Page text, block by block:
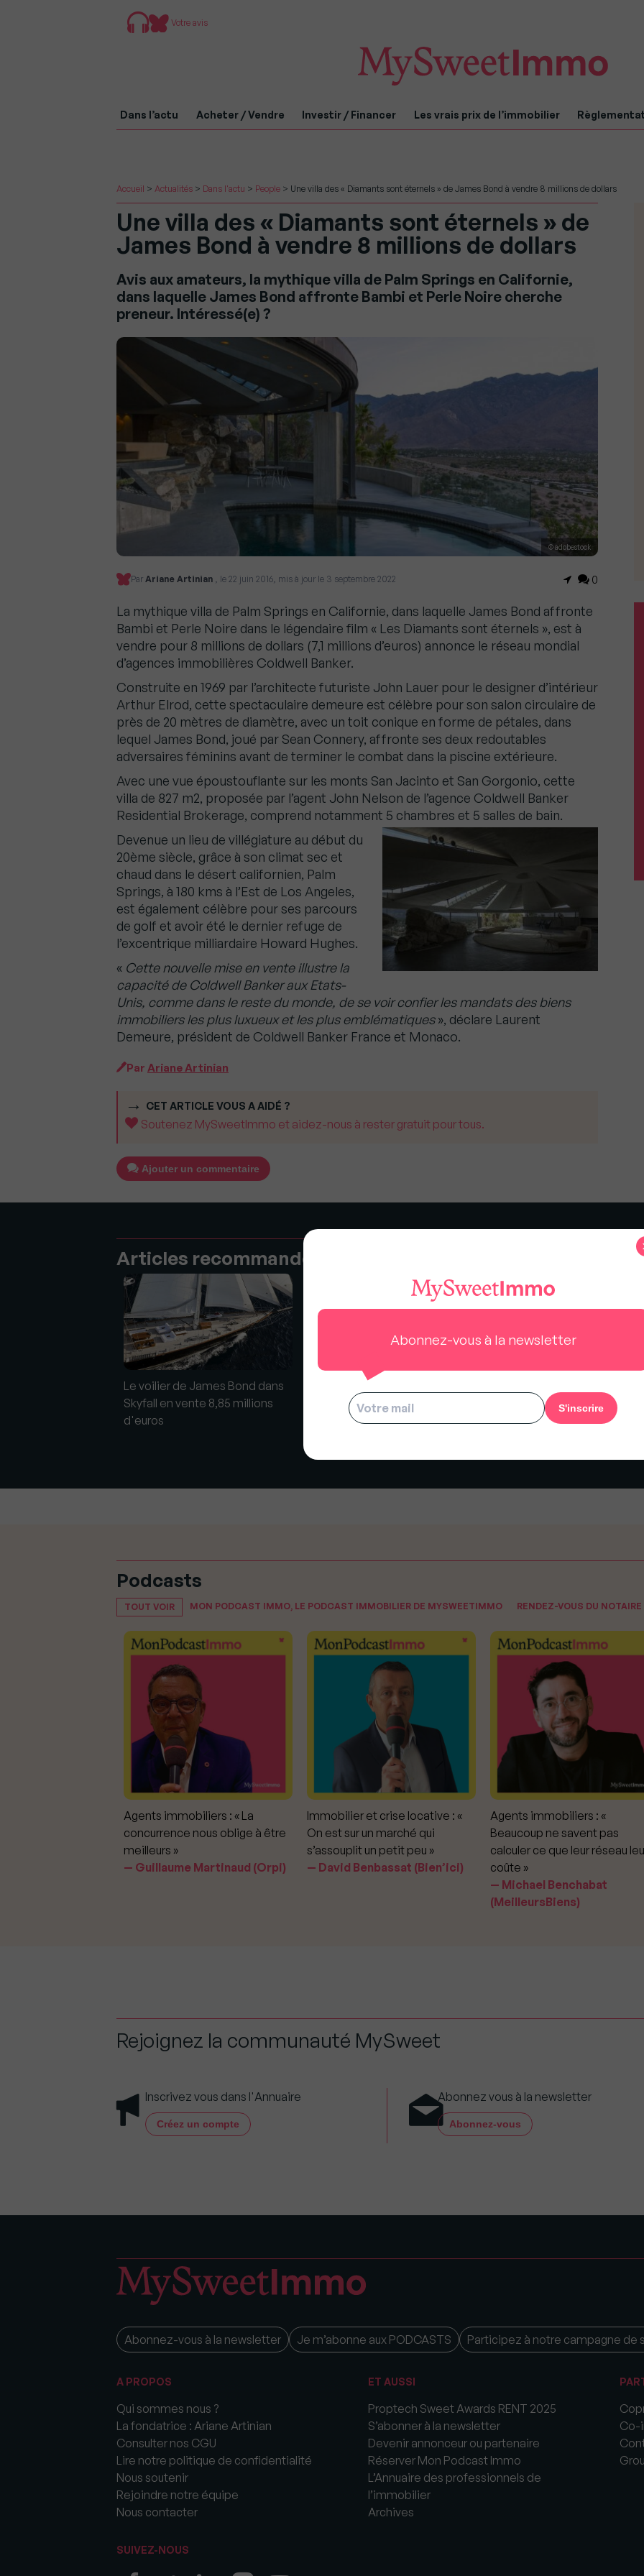
Votre avis
Dans l’actu Acheter / Vendre Investir / Financer Les vrais prix de l’immobilier
Accueil > Actualités > Dans l'actu > People > Une villa des « Diamants sont éternels » de James Bond à vendre 8 millions de dollars
Une villa des « Diamants sont éternels » de
James Bond à vendre 8 millions de dollars
Avis aux amateurs, la mythique villa de Palm Springs en Californie,
dans laquelle James Bond affronte Bambi et Perle Noire cherche
preneur. Intéressé(e) ?
© adobestock
Par Ariane Artinian , le 22 juin 2016, mis à jour le 3 septembre 2022 0
La mythique villa de Palm Springs en Californie, dans laquelle James Bond affronte
Bambi et Perle Noire dans le légendaire film « Les Diamants sont éternels », est à
vendre pour 8 millions de dollars (7,1 millions d’euros) annonce le réseau mondial
d’agences immobilières Coldwell Banker.
Construite en 1969 par l’architecte futuriste John Lauer pour le designer d’intérieur
Arthur Elrod, cette spectaculaire demeure est célèbre pour son salon circulaire de
près de 20 mètres de diamètre, avec un toit conique en forme de pétales, dans
lequel James Bond, joué par Sean Connery, affronte ses deux redoutables
adversaires féminins avant de terminer le combat dans la piscine extérieure.
Avec une vue époustouflante sur les monts San Jacinto et San Gorgonio, cette
villa de 827 m2, proposée par l’agent John Nelson de l’agence Coldwell Banker
Residential Brokerage, comprend notamment 5 chambres et 5 salles de bain.
Devenue un lieu de villégiature au début du
20ème siècle, grâce à son climat sec et
chaud dans le désert californien, Palm
Springs, à 180 kms à l’Est de Los Angeles,
est également célèbre pour ses parcours
de golf et avoir été le dernier refuge de
l’excentrique milliardaire Howard Hughes.
« Cette nouvelle mise en vente illustre la
capacité de Coldwell Banker aux Etats-
Unis, comme dans le reste du monde, de se voir confier les mandats des biens
immobiliers les plus luxueux et les plus emblématiques», déclare Laurent
Demeure, président de Coldwell Banker France et Monaco.
Par Ariane Artinian
CET ARTICLE VOUS A AIDÉ ?
Soutenez MySweetImmo et aidez-nous à rester gratuit pour tous.
Ajouter un commentaire
Articles recommandés
Le voilier de James Bond dans
Skyfall en vente 8,85 millions
d'euros
Une villa autrefois habitée par
Elizabeth Taylor pour 20 millions
de dollars !
mer pour 60 millions de
Podcasts
TOUT VOIR MON PODCAST IMMO, LE PODCAST IMMOBILIER DE MYSWEETIMMO RENDEZ-VOUS DU NOTAIRE
Agents immobiliers : « La
concurrence nous oblige à être
meilleurs »
Guillaume Martinaud (Orpi)
Immobilier et crise locative : «
On est sur un marché qui
s’assouplit un petit peu »
David Benbassat (Bien’ici)
Agents immobiliers : «
Beaucoup ne savent pas
calculer ce que leur réseau
coûte »
Michael Benchabat
(MeilleursBiens)
Rejoignez la communauté MySweet
Inscrivez vous dans l'Annuaire
Créez un compte
Abonnez vous à la newsletter
Abonnez-vous
Abonnez-vous à la newsletter Je m’abonne aux PODCASTS Participez à notre campagne de
A PROPOS
Qui sommes nous ?
La fondatrice : Ariane Artinian
Consulter nos CGU
Lire notre politique de confidentialité
Nous soutenir
Rejoindre notre équipe
Nous contacter
ET AUSSI
Proptech Sweet Awards RENT 2025
S’abonner à la newsletter
Devenir annonceur ou partenaire
Réserver Mon Podcast Immo
L’Annuaire des professionnels de
l’immobilier
Archives
Co-
SUIVEZ-NOUS
Abonnez-vous à la newsletter